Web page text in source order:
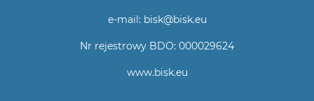
e-mail: bisk@bisk.eu
Nr rejestrowy BDO: 000029624
www.bisk.eu